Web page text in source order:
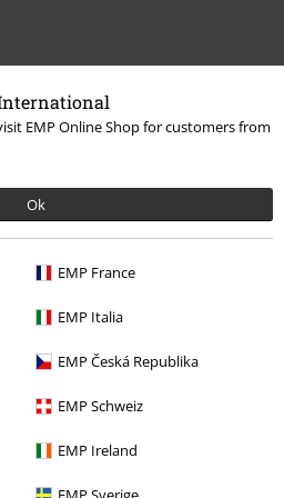
EMP Online Shop for customers from
Ok
EMP France
EMP Italia
EMP Česká Republika
EMP Schweiz
EMP Ireland
d'options.
Indie
vous
d'informations